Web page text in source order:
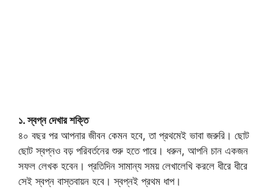
১. স্বপ্ন দেখার শক্তি
৪০ বছর পর আপনার জীবন কেমন হবে, তা প্রথমেই ভাবা জরুরি। ছোট
ছোট স্বপ্নও বড় পরিবর্তনের শুরু হতে পারে। ধরুন, আপনি চান একজন
সফল লেখক হবেন। প্রতিদিন সামান্য সময় লেখালেখি করলে ধীরে ধীরে
সেই স্বপ্ন বাস্তবায়ন হবে। স্বপ্নই প্রথম ধাপ।